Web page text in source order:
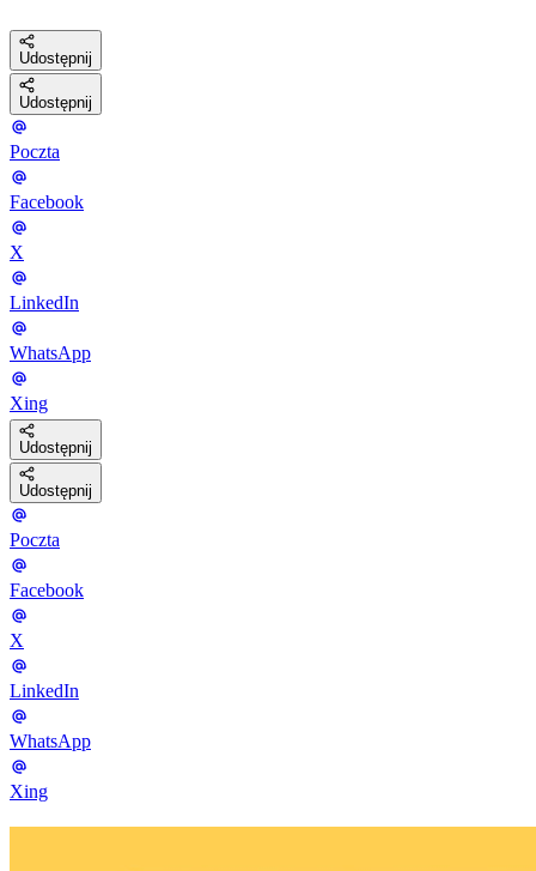
Udostępnij
Udostępnij
Poczta
Facebook
X
LinkedIn
WhatsApp
Xing
Udostępnij
Udostępnij
Poczta
Facebook
X
LinkedIn
WhatsApp
Xing